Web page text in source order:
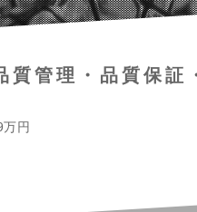
質管理・品質保証
円